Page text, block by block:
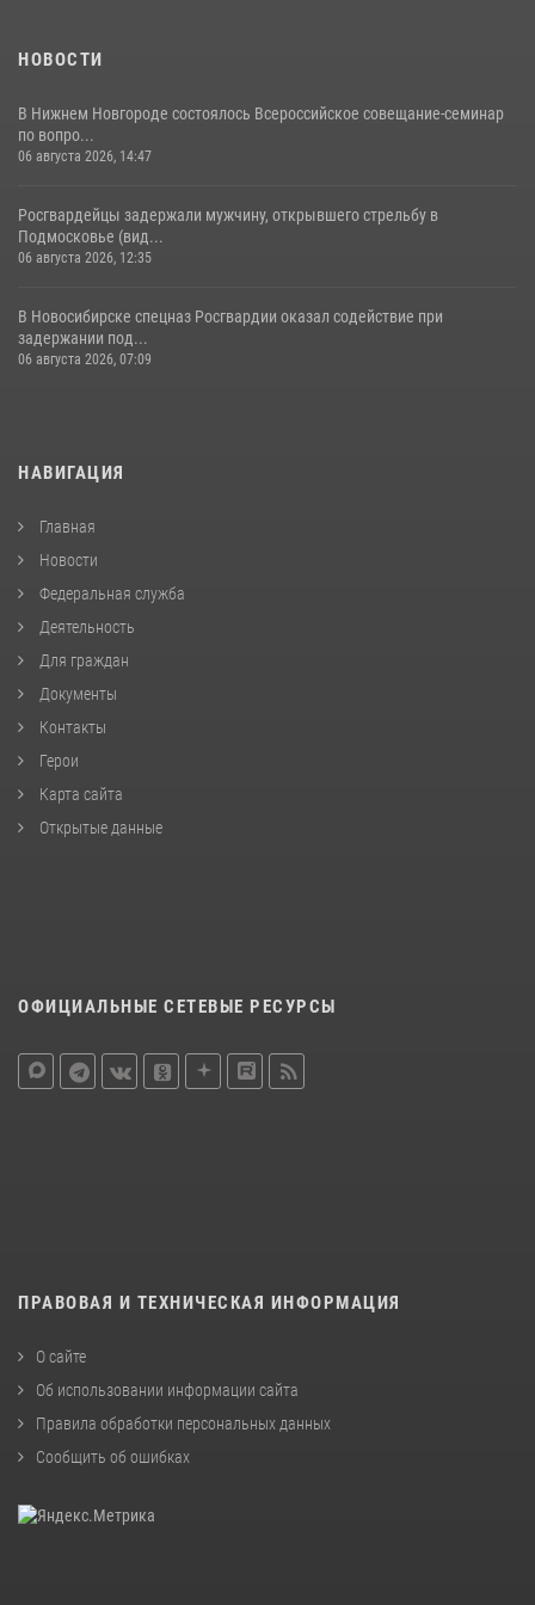
НОВОСТИ
В Нижнем Новгороде состоялось Всероссийское совещание-семинар
по вопро...
06 августа 2026, 14:47
Росгвардейцы задержали мужчину, открывшего стрельбу в
Подмосковье (вид...
06 августа 2026, 12:35
В Новосибирске спецназ Росгвардии оказал содействие при
задержании под...
06 августа 2026, 07:09
НАВИГАЦИЯ
Главная
Новости
Федеральная служба
Деятельность
Для граждан
Документы
Контакты
Герои
Карта сайта
Открытые данные
ОФИЦИАЛЬНЫЕ СЕТЕВЫЕ РЕСУРСЫ
ПРАВОВАЯ И ТЕХНИЧЕСКАЯ ИНФОРМАЦИЯ
О сайте
Об использовании информации сайта
Правила обработки персональных данных
Сообщить об ошибках